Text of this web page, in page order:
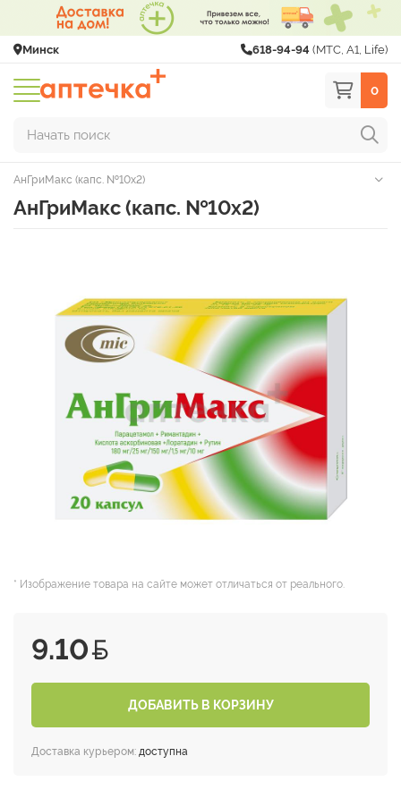
Минск 618-94-94 (МТС, A1, Life)
0
Начать поиск
АнГриМакс (капс. №10х2)
АнГриМакс (капс. №10х2)
* Изображение товара на сайте может отличаться от реального.
9.10
ДОБАВИТЬ В КОРЗИНУ
Доставка курьером: доступна